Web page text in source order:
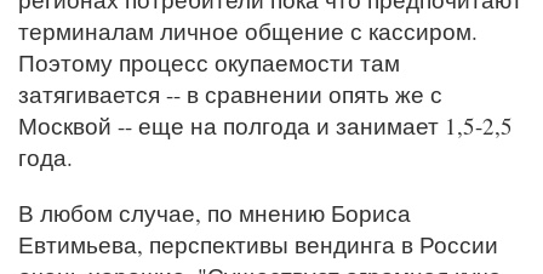
терминалам личное общение с кассиром.
Поэтому процесс окупаемости там
затягивается -- в сравнении опять же с
Москвой -- еще на полгода и занимает 1,5-2,5
года.
В любом случае, по мнению Бориса
Евтимьева, перспективы вендинга в России